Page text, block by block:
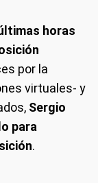
horas
por la
virtuales- y
Sergio
para
.